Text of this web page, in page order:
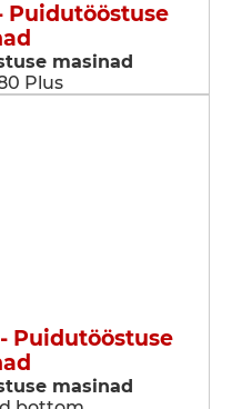
Puidutööstuse
masinad
Plus
Puidutööstuse
masinad